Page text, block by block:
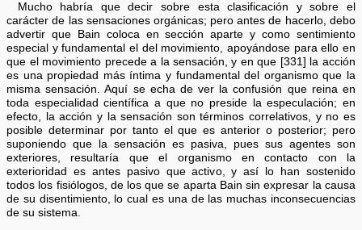
Mucho habría que decir sobre esta clasificación y sobre el
carácter de las sensaciones orgánicas; pero antes de hacerlo, debo
advertir que Bain coloca en sección aparte y como sentimiento
especial y fundamental el del movimiento, apoyándose para ello en
que el movimiento precede a la sensación, y en que [331] la acción
es una propiedad más íntima y fundamental del organismo que la
misma sensación. Aquí se echa de ver la confusión que reina en
toda especialidad científica a que no preside la especulación; en
efecto, la acción y la sensación son términos correlativos, y no es
posible determinar por tanto el que es anterior o posterior; pero
suponiendo que la sensación es pasiva, pues sus agentes son
exteriores, resultaría que el organismo en contacto con la
exterioridad es antes pasivo que activo, y así lo han sostenido
todos los fisiólogos, de los que se aparta Bain sin expresar la causa
de su disentimiento, lo cual es una de las muchas inconsecuencias
de su sistema.